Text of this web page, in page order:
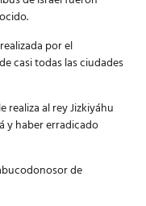
por el
casi todas las ciudades
realiza al rey Jizkiyáhu
y haber erradicado
de